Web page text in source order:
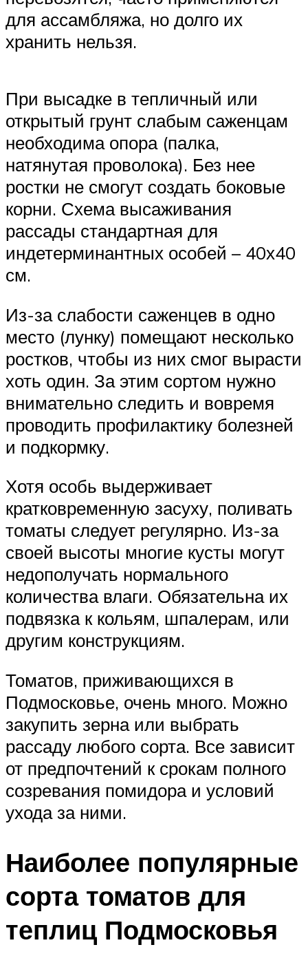
для ассамбляжа, но долго их
хранить нельзя.
При высадке в тепличный или
открытый грунт слабым саженцам
необходима опора (палка,
натянутая проволока). Без нее
ростки не смогут создать боковые
корни. Схема высаживания
рассады стандартная для
индетерминантных особей – 40х40
см.
Из-за слабости саженцев в одно
место (лунку) помещают несколько
ростков, чтобы из них смог вырасти
хоть один. За этим сортом нужно
внимательно следить и вовремя
проводить профилактику болезней
и подкормку.
Хотя особь выдерживает
кратковременную засуху, поливать
томаты следует регулярно. Из-за
своей высоты многие кусты могут
недополучать нормального
количества влаги. Обязательна их
подвязка к кольям, шпалерам, или
другим конструкциям.
Томатов, приживающихся в
Подмосковье, очень много. Можно
закупить зерна или выбрать
рассаду любого сорта. Все зависит
от предпочтений к срокам полного
созревания помидора и условий
ухода за ними.
Наиболее популярные
сорта томатов для
теплиц Подмосковья